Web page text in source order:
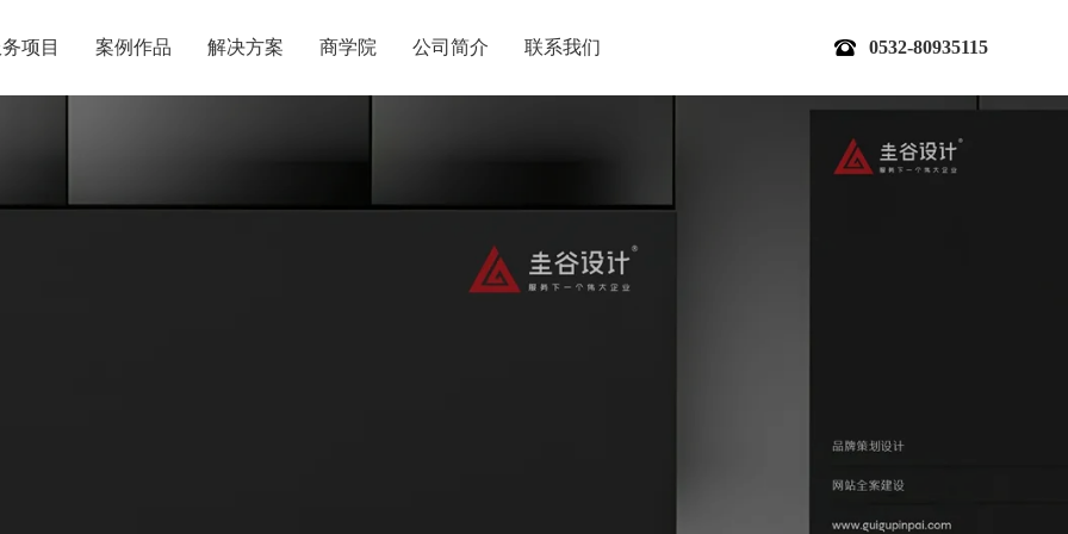
项目 案例作品 解决方案 商学院 公司简介 联系我们 0532-80935115